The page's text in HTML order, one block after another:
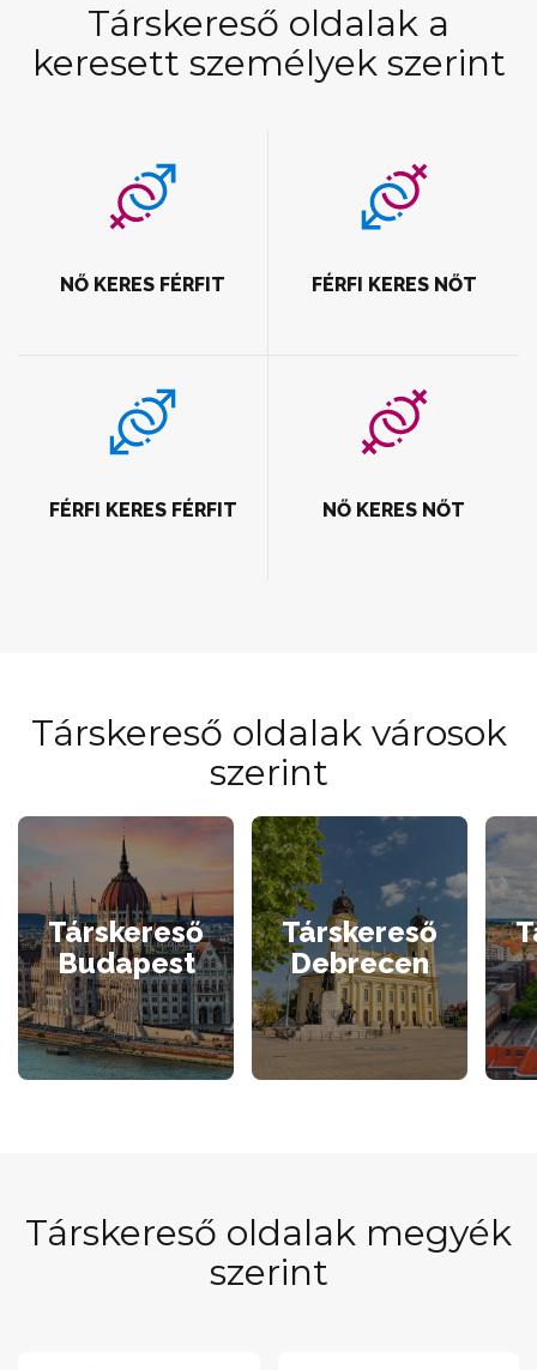
Társkereső oldalak a
keresett személyek szerint
NŐ KERES FÉRFIT FÉRFI KERES NŐT
FÉRFI KERES FÉRFIT NŐ KERES NŐT
Társkereső oldalak városok
szerint
Társkereső
Budapest
Társkereső
Debrecen
Társkereső oldalak megyék
szerint